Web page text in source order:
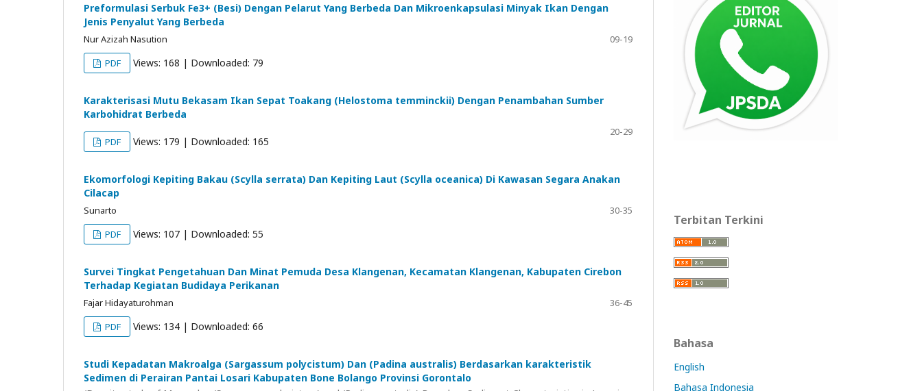
Preformulasi Serbuk Fe3+ (Besi) Dengan Pelarut Yang Berbeda Dan Mikroenkapsulasi Minyak Ikan Dengan
Jenis Penyalut Yang Berbeda
Nur Azizah Nasution
09-19
PDF
Views: 168 | Downloaded: 79
Karakterisasi Mutu Bekasam Ikan Sepat Toakang (Helostoma temminckii) Dengan Penambahan Sumber
Karbohidrat Berbeda
20-29
PDF
Views: 179 | Downloaded: 165
Ekomorfologi Kepiting Bakau (Scylla serrata) Dan Kepiting Laut (Scylla oceanica) Di Kawasan Segara Anakan
Cilacap
Sunarto
30-35
PDF
Views: 107 | Downloaded: 55
Survei Tingkat Pengetahuan Dan Minat Pemuda Desa Klangenan, Kecamatan Klangenan, Kabupaten Cirebon
Terhadap Kegiatan Budidaya Perikanan
Fajar Hidayaturohman
36-45
PDF
Views: 134 | Downloaded: 66
Studi Kepadatan Makroalga (Sargassum polycistum) Dan (Padina australis) Berdasarkan karakteristik
Sedimen di Perairan Pantai Losari Kabupaten Bone Bolango Provinsi Gorontalo
Terbitan Terkini
Bahasa
English
Bahasa Indonesia